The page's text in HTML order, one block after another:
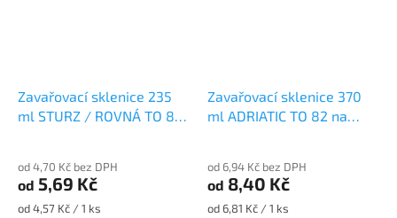
Zavařovací sklenice 235
ml STURZ / ROVNÁ TO 82
od 4,70 Kč bez DPH
od 5,69 Kč
Měrná
od 4,57 Kč / 1 ks
Zavařovací sklenice 370
ml ADRIATIC TO 82 na
od 6,94 Kč bez DPH
od 8,40 Kč
Měrná
od 6,81 Kč / 1 ks